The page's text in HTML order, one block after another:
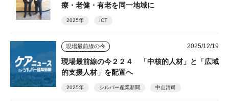
療・老健・有老を同一地域に
2025年 ICT
現場最前線の今 2025/12/19
現場最前線の今２２４ 「中核的人材」と「広域
的支援人材」を配置へ
2025年 シルバー産業新聞 中山清司